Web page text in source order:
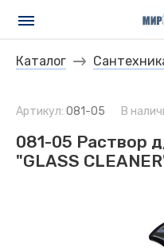
Каталог
Артикул: 081-05 В
081-05 Раствор
"GLASS